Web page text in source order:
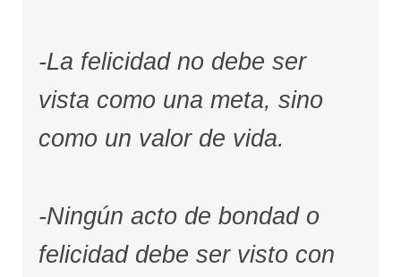
-La felicidad no debe ser
vista como una meta, sino
como un valor de vida.
-Ningún acto de bondad o
felicidad debe ser visto con